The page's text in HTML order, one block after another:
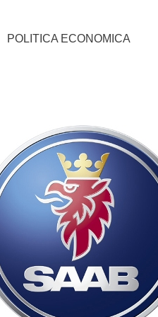
POLITICA ECONOMICA